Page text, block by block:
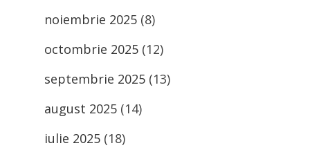
noiembrie 2025 (8)
octombrie 2025 (12)
septembrie 2025 (13)
august 2025 (14)
iulie 2025 (18)